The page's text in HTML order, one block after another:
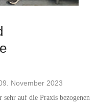
November 2023
auf die Praxis bezogenen